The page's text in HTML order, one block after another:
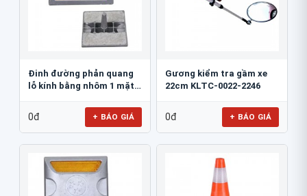
Đinh đường phản quang
lỗ kính bằng nhôm 1 mặt
0đ + BÁO GIÁ
Gương kiểm tra gầm xe
22cm KLTC-0022-2246
0đ + BÁO GIÁ